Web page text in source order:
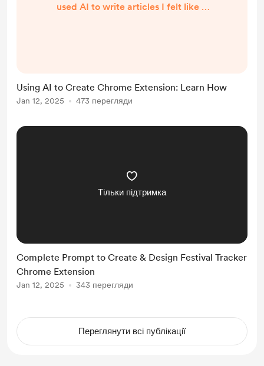
used AI to write articles I felt like it
video about the success story of
Chrome Web Extension and
Using AI to Create Chrome Extension: Learn How
Jan 12, 2025 473 перегляди
Тільки підтримка
Complete Prompt to Create & Design Festival Tracker
Chrome Extension
Jan 12, 2025 343 перегляди
Переглянути всі публікації